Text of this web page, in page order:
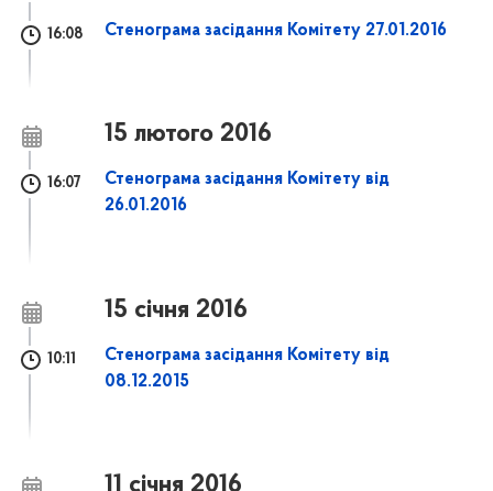
16:08 Стенограма засідання Комітету 27.01.2016
15 лютого 2016
16:07
Стенограма засідання Комітету від
26.01.2016
15 січня 2016
10:11
Стенограма засідання Комітету від
08.12.2015
11 січня 2016